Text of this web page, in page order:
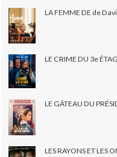
LA FEMME DE de
LE CRIME DU 3e
LE GÂTEAU DU
LES RAYONS ET LES